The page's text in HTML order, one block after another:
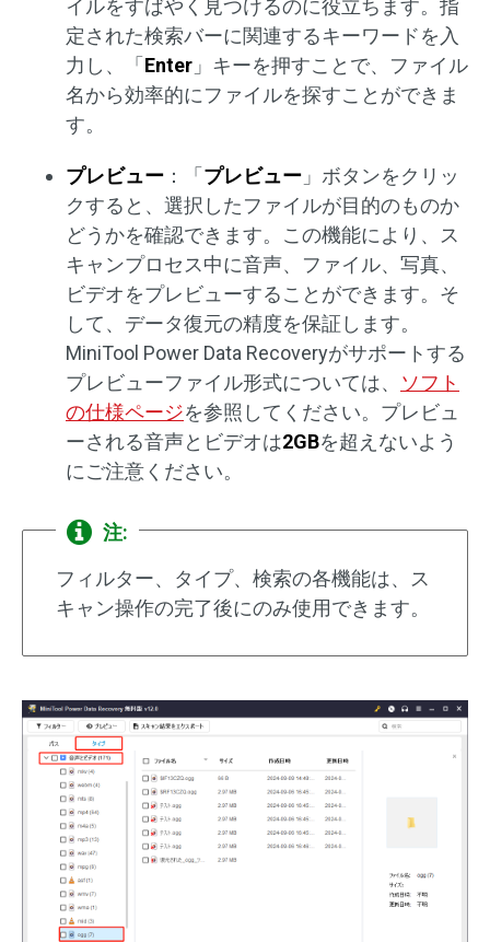
イルをすばやく見つけるのに役立ちます。指
定された検索バーに関連するキーワードを入
力し、「 Enter 」キーを押すことで、ファイル
名から効率的にファイルを探すことができま
す。
プレビュー ：「 プレビュー 」ボタンをクリッ
クすると、選択したファイルが目的のものか
どうかを確認できます。この機能により、ス
キャンプロセス中に音声、ファイル、写真、
ビデオをプレビューすることができます。そ
して、データ復元の精度を保証します。
MiniTool Power Data Recoveryがサポートする
プレビューファイル形式については、 ソフト
の仕様ページを参照してください。プレビュ
ーされる音声とビデオは2GBを超えないよう
にご注意ください。
注:
フィルター、タイプ、検索の各機能は、ス
キャン操作の完了後にのみ使用できます。